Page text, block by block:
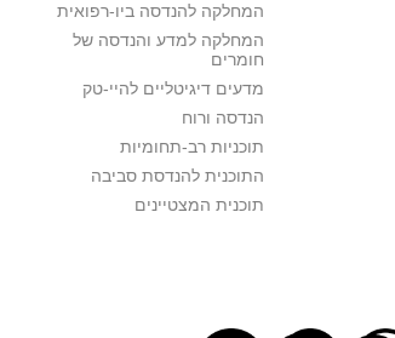
המחלקה להנדסה ביו-רפואית
המחלקה למדע והנדסה של
חומרים
מדעים דיגיטליים להיי-טק
הנדסה ורוח
תוכניות רב-תחומיות
התוכנית להנדסת סביבה
תוכנית המצטיינים